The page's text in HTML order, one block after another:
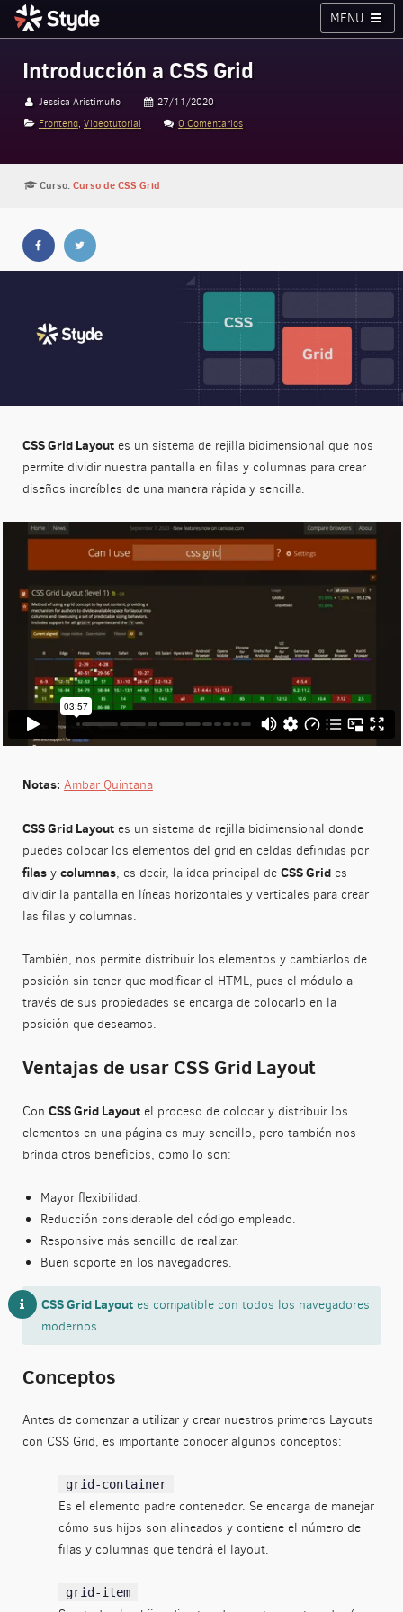
Styde.net
MENU
Introducción a CSS Grid
Jessica Aristimuño
27/11/2020
Frontend,Videotutorial 0 Comentarios
Curso:Curso de CSS Grid
CSS Grid Layoutes un sistema de rejilla bidimensional que nos
permite dividir nuestra pantalla en filas y columnas para crear
diseños increíbles de una manera rápida y sencilla.
Notas: Ambar Quintana
CSS Grid Layoutes un sistema de rejilla bidimensional donde
puedes colocar los elementos del grid en celdas definidas por
filasy columnas, es decir, la idea principal de CSS Grides
dividir la pantalla en líneas horizontales y verticales para crear
las filas y columnas.
También, nos permite distribuir los elementos y cambiarlos de
posición sin tener que modificar el HTML, pues el módulo a
través de sus propiedades se encarga de colocarlo en la
posición que deseamos.
Ventajas de usar CSS Grid Layout
Con CSS Grid Layoutel proceso de colocar y distribuir los
elementos en una página es muy sencillo, pero también nos
brinda otros beneficios, como lo son:
Mayor flexibilidad.
Reducción considerable del código empleado.
Responsive más sencillo de realizar.
Buen soporte en los navegadores.
CSS Grid Layout es compatible con todos los navegadores
modernos.
Conceptos
Antes de comenzar a utilizar y crear nuestros primeros Layouts
con CSS Grid, es importante conocer algunos conceptos:
grid-container
Es el elemento padre contenedor. Se encarga de manejar
cómo sus hijos son alineados y contiene el número de
filas y columnas que tendrá el layout.
grid-item